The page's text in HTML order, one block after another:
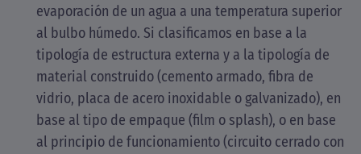
evaporación de un agua a una temperatura superior
al bulbo húmedo. Si clasificamos en base a la
tipología de estructura externa y a la tipología de
material construido (cemento armado, fibra de
vidrio, placa de acero inoxidable o galvanizado), en
base al tipo de empaque (film o splash), o en base
al principio de funcionamiento (circuito cerrado con